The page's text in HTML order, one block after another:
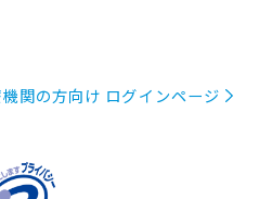
関の方向け ログインページ